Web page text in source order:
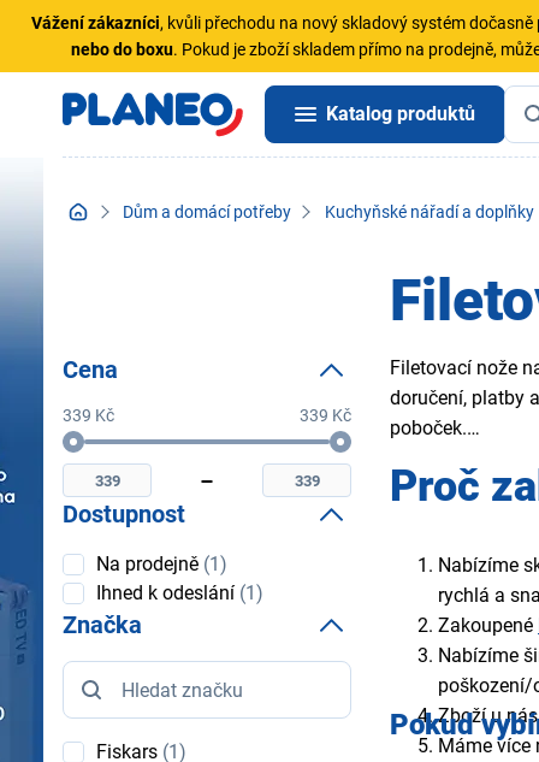
Vážení zákazníci, kvůli přechodu na nový skladový systém
nebo do boxu. Pokud je zboží skladem přímo na prodejně,
Katalog produktů
Dům a domácí potřeby Kuchyňské nářadí a doplňky
Filetovací nože
doručení, platby
poboček.
Proč
Nabízíme
rychlá a
Zakoupené
Nabízíme
poškození/
Zboží u
Máme více
Pokud
Cena
339 Kč 339 Kč
Cena
Minimální
cena
Maximální
cena
Dostupnost
Dostupnost
Na prodejně (1)
Ihned k odeslání (1)
Značka
Značka
Fiskars (1)